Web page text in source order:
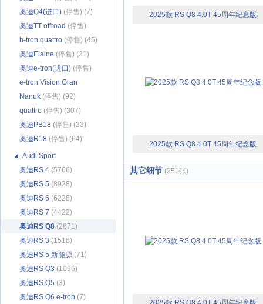
奥迪Q4(进口) (停售) (7)
奥迪TT offroad (停售)
(116)
h-tron quattro (停售) (45)
奥迪Elaine (停售) (31)
奥迪e-tron(进口) (停售)
(4868)
e-tron Vision Gran
Turismo(停售) (13)
Nanuk (停售) (92)
quattro (停售) (307)
奥迪PB18 (停售) (33)
奥迪R18 (停售) (64)
Audi Sport
奥迪RS 4 (5766)
奥迪RS 5 (8928)
奥迪RS 6 (6228)
奥迪RS 7 (4422)
奥迪RS Q8 (2871)
奥迪RS 3 (1518)
奥迪RS 5 新能源 (71)
奥迪RS Q3 (1096)
奥迪RS Q5 (3)
奥迪RS Q6 e-tron (7)
2025款 RS Q8 4.0T 45周年纪念版
2025款 RS Q8 4.0T 45周年纪念版
其它细节 (251张)